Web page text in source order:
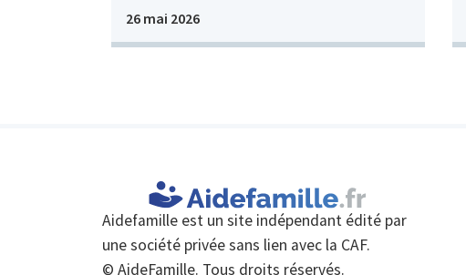
26 mai 2026
Aidefamille est un site indépendant édité par
une société privée sans lien avec la CAF.
© AideFamille. Tous droits réservés.